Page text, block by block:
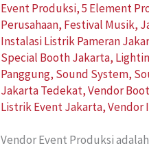
Event Produksi,5 Element
Perusahaan, Festival Musik,
Instalasi Listrik Pameran
Special Booth Jakarta,
Panggung, Sound System,
Jakarta Tedekat,Vendor
Listrik Event Jakarta,Vendor
Vendor Event Produksi